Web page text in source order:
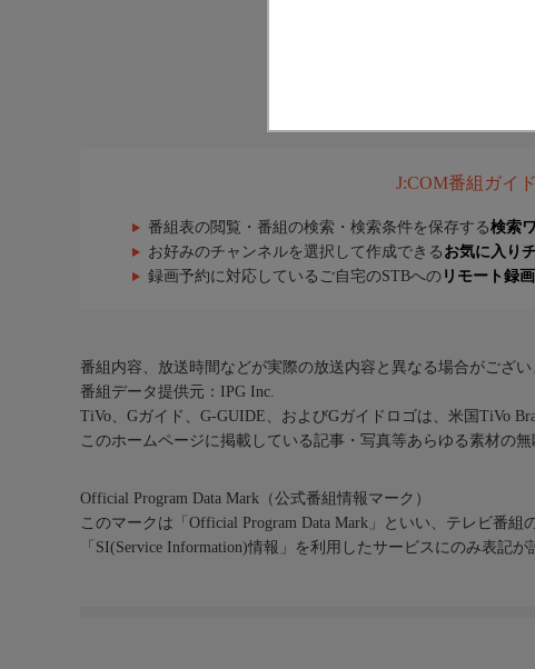
J:COM番組ガイ
番組表の閲覧・番組の検索・検索条件を保存する検索
お好みのチャンネルを選択して作成できる お気に入り
録画予約に対応しているご自宅のSTBへの リモート録
番組内容、放送時間などが実際の放送内容と異なる場合がござい
番組データ提供元：IPG Inc.
TiVo、Gガイド、G-GUIDE、およびGガイドロゴは、米国TiVo
このホームページに掲載している記事・写真等あらゆる素材の無
Official Program Data Mark（公式番組情報マーク）
このマークは「Official Program Data Mark」といい、テレビ番組
「SI(Service Information)情報」を利用したサービスにのみ表記が